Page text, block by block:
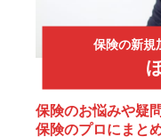
保険の新規
保険のお悩みや疑
保険のプロにまと